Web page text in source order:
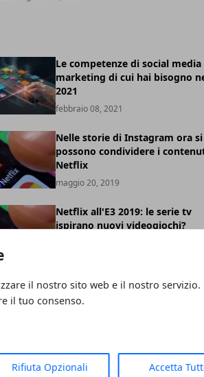
il nostro sito web e il nostro servizio.
il tuo consenso.
Rifiuta Opzionali Accetta
Le competenze di social media
marketing di cui hai bisogno
2021
febbraio 08, 2021
Nelle storie di Instagram ora si
possono condividere i
Netflix
maggio 20, 2019
Netflix all'E3 2019: le serie tv
ispirano nuovi videogiochi?